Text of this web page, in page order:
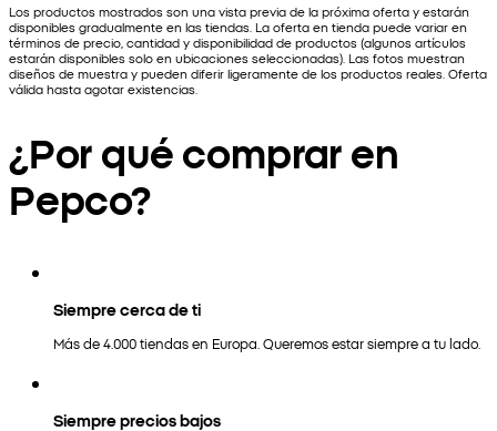
Los productos mostrados son una vista previa de la próxima oferta y estarán
disponibles gradualmente en las tiendas. La oferta en tienda puede variar en
términos de precio, cantidad y disponibilidad de productos (algunos artículos
estarán disponibles solo en ubicaciones seleccionadas). Las fotos muestran
diseños de muestra y pueden diferir ligeramente de los productos reales. Oferta
válida hasta agotar existencias.
¿Por qué comprar en
Pepco?
Siempre cerca de ti
Más de 4.000 tiendas en Europa. Queremos estar siempre a tu lado.
Siempre precios bajos